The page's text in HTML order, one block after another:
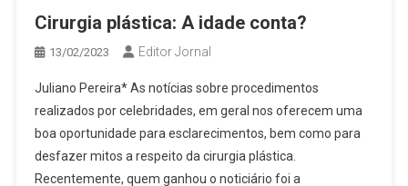
Cirurgia plástica: A idade conta?
13/02/2023 Editor Jornal
Juliano Pereira* As notícias sobre procedimentos
realizados por celebridades, em geral nos oferecem uma
boa oportunidade para esclarecimentos, bem como para
desfazer mitos a respeito da cirurgia plástica.
Recentemente, quem ganhou o noticiário foi a